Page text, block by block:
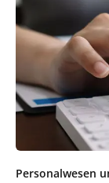
Personalwesen